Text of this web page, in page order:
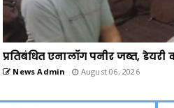
प्रतिबंधित एनालॉग पनीर जब्त,
News Admin August 06, 2026